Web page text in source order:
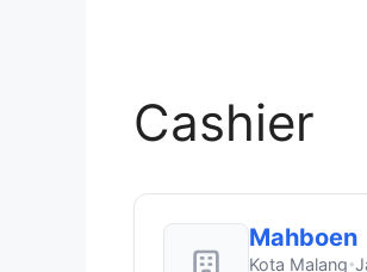
Cashier
Mahboen
Kota Malang•